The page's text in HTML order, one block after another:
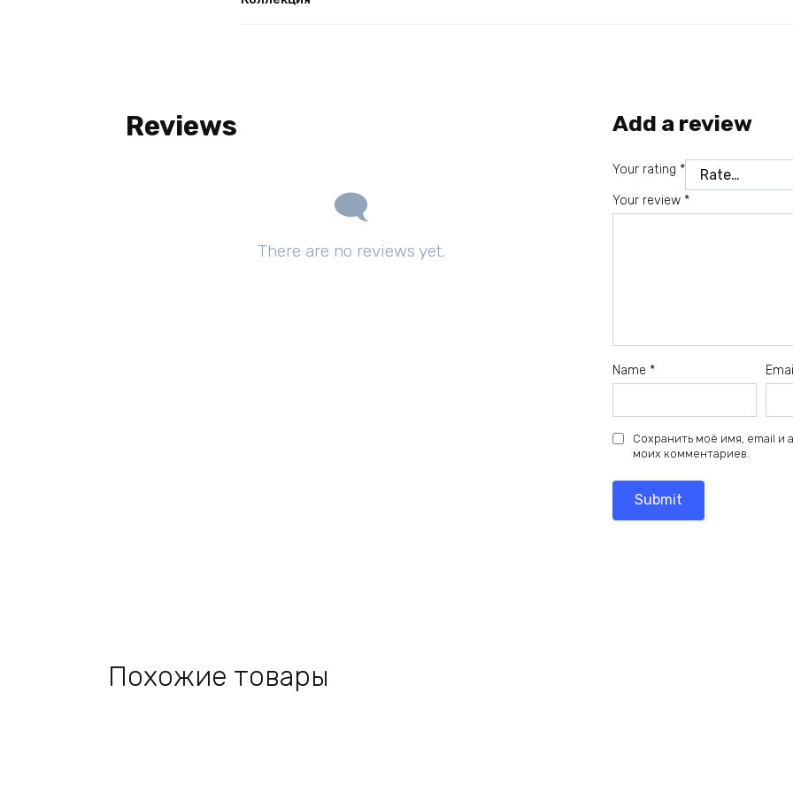
Reviews
There are no reviews yet.
Add a review
Your rating *
Your review *
Name *
Сохранить моё имя, email и
моих комментариев.
Похожие товары